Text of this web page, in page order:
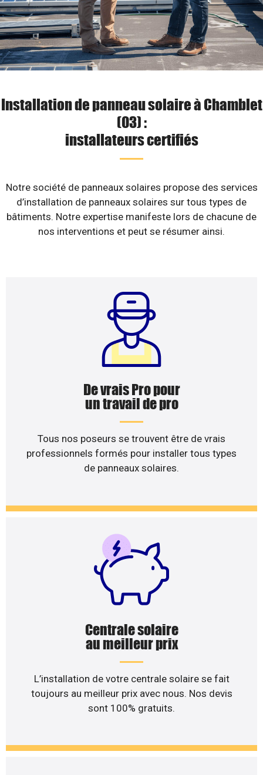
Installation de panneau solaire à Chamblet
(03) :
installateurs certifiés
Notre société de panneaux solaires propose des services
d’installation de panneaux solaires sur tous types de
bâtiments. Notre expertise manifeste lors de chacune de
nos interventions et peut se résumer ainsi.
De vrais Pro pour
un travail de pro
Tous nos poseurs se trouvent être de vrais
professionnels formés pour installer tous types
de panneaux solaires.
Centrale solaire
au meilleur prix
L’installation de votre centrale solaire se fait
toujours au meilleur prix avec nous. Nos devis
sont 100% gratuits.